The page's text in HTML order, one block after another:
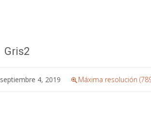
Gris2
septiembre 4, 2019 Máxima resolución